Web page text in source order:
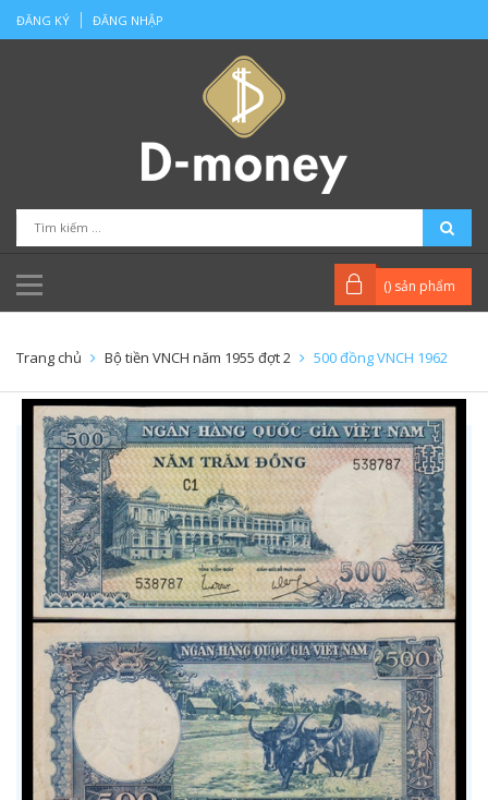
ĐĂNG KÝ ĐĂNG NHẬP
() sản phẩm
Trang chủ Bộ tiền VNCH năm 1955 đợt 2 500 đồng VNCH 1962